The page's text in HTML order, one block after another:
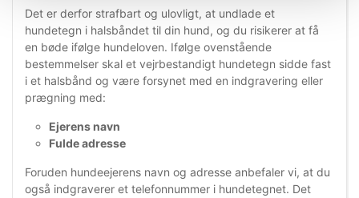
Det er derfor strafbart og ulovligt, at undlade et
hundetegn i halsbåndet til din hund, og du risikerer at få
en bøde ifølge hundeloven. Ifølge ovenstående
bestemmelser skal et vejrbestandigt hundetegn sidde fast
i et halsbånd og være forsynet med en indgravering eller
prægning med:
Ejerens navn
Fulde adresse
Foruden hundeejerens navn og adresse anbefaler vi, at du
også indgraverer et telefonnummer i hundetegnet. Det